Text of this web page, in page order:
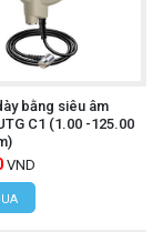
hoàn toàn
pin hay nguồn
địa điểm
cho các
trong việc
bằng siêu âm
C1 (1.00 -125.00
VND